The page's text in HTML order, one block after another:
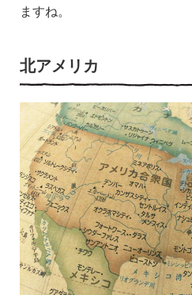
ますね。
北アメリカ